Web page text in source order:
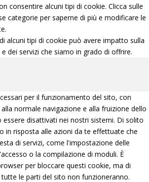
consentire alcuni tipi di cookie. Clicca sulle
categorie per saperne di più e modificare le
alcuni tipi di cookie può avere impatto sulla
dei servizi che siamo in grado di offrire.
per il funzionamento del sito, con
normale navigazione e alla fruizione dello
disattivati nei nostri sistemi. Di solito
in risposta alle azioni da te effettuate che
di servizi, come l'impostazione delle
o la compilazione di moduli. È
per bloccare questi cookie, ma di
le parti del sito non funzioneranno.